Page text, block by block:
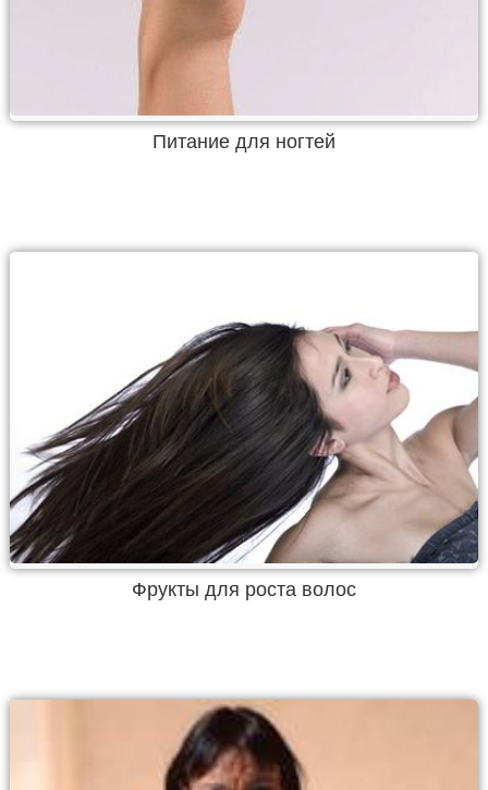
Питание для ногтей
Фрукты для роста волос